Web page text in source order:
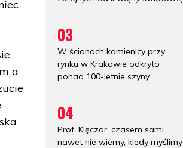
a
03
W ścianach kamienicy przy
rynku w Krakowie odkryto
ponad 100-letnie szyny
04
Prof. Klęczar: czasem sami
nawet nie wiemy, kiedy myślimy